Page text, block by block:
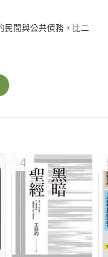
間與公共債務，比二
滯性通膨危機，超越
日博士」，直到他對
大家開始關注他的發
動魄的重要預測提前警
4